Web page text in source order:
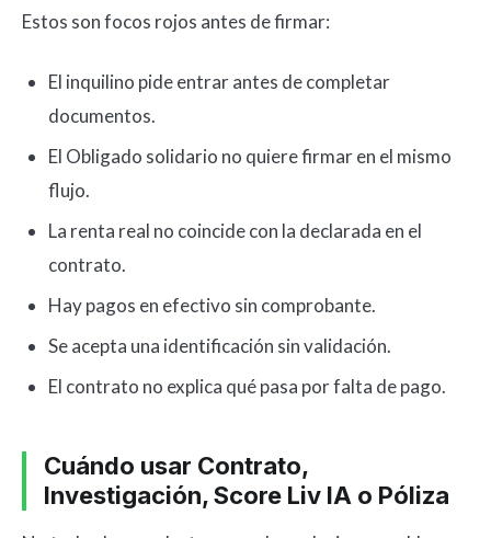
Estos son focos rojos antes de firmar:
El inquilino pide entrar antes de completar
documentos.
El Obligado solidario no quiere firmar en el mismo
flujo.
La renta real no coincide con la declarada en el
contrato.
Hay pagos en efectivo sin comprobante.
Se acepta una identificación sin validación.
El contrato no explica qué pasa por falta de pago.
Cuándo usar Contrato,
Investigación, Score Liv IA o Póliza